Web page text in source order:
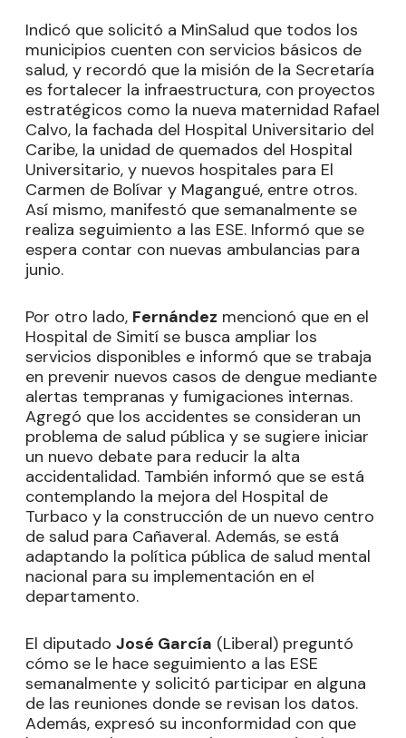
Indicó que solicitó a MinSalud que todos los
municipios cuenten con servicios básicos de
salud, y recordó que la misión de la Secretaría
es fortalecer la infraestructura, con proyectos
estratégicos como la nueva maternidad Rafael
Calvo, la fachada del Hospital Universitario del
Caribe, la unidad de quemados del Hospital
Universitario, y nuevos hospitales para El
Carmen de Bolívar y Magangué, entre otros.
Así mismo, manifestó que semanalmente se
realiza seguimiento a las ESE. Informó que se
espera contar con nuevas ambulancias para
junio.
Por otro lado, Fernández mencionó que en el
Hospital de Simití se busca ampliar los
servicios disponibles e informó que se trabaja
en prevenir nuevos casos de dengue mediante
alertas tempranas y fumigaciones internas.
Agregó que los accidentes se consideran un
problema de salud pública y se sugiere iniciar
un nuevo debate para reducir la alta
accidentalidad. También informó que se está
contemplando la mejora del Hospital de
Turbaco y la construcción de un nuevo centro
de salud para Cañaveral. Además, se está
adaptando la política pública de salud mental
nacional para su implementación en el
departamento.
El diputado José García (Liberal) preguntó
cómo se le hace seguimiento a las ESE
semanalmente y solicitó participar en alguna
de las reuniones donde se revisan los datos.
Además, expresó su inconformidad con que